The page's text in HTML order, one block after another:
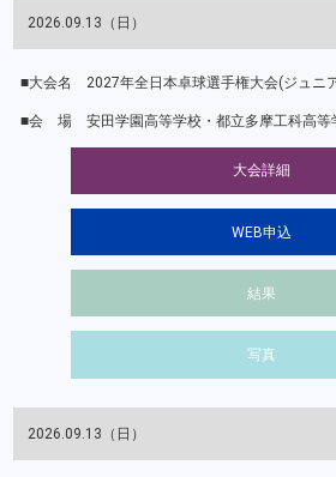
2026.09.13（日）
2027年全日本卓球選手権大会(ジュニ
安田学園高等学校・都立多摩工科高等
大会詳細
WEB申込
結果
写真
2026.09.13（日）